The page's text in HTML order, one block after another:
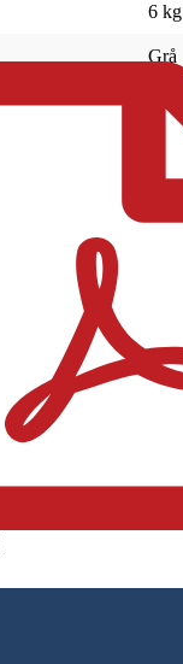
6 kg
Grå